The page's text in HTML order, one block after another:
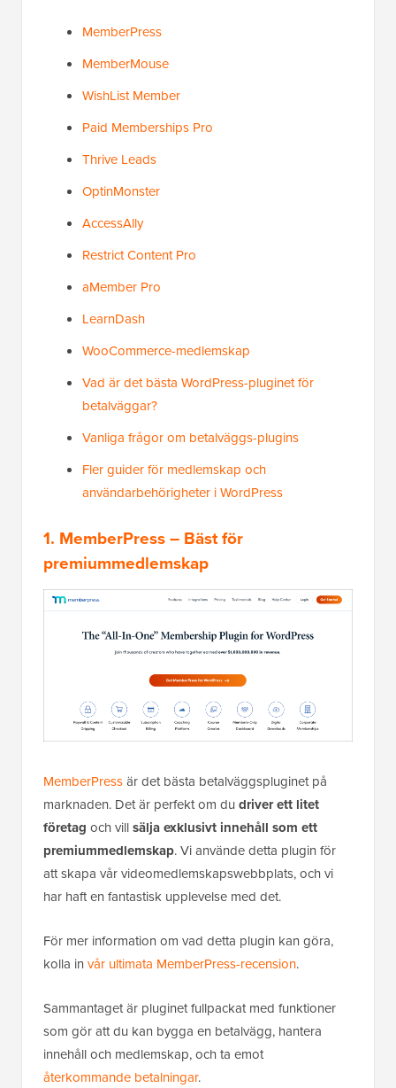
MemberPress
MemberMouse
WishList Member
Paid Memberships Pro
Thrive Leads
OptinMonster
AccessAlly
Restrict Content Pro
aMember Pro
LearnDash
WooCommerce-medlemskap
Vad är det bästa WordPress-pluginet för
betalväggar?
Vanliga frågor om betalväggs-plugins
Fler guider för medlemskap och
användarbehörigheter i WordPress
1. MemberPress– Bäst för
premiummedlemskap
MemberPressär det bästa betalväggspluginet på
marknaden. Det är perfekt om du driver ett litet
företag och villsälja exklusivt innehåll som ett
premiummedlemskap. Vi använde detta plugin för
att skapa vår videomedlemskapswebbplats, och vi
har haft en fantastisk upplevelse med det.
För mer information om vad detta plugin kan göra,
kolla in vår ultimata MemberPress-recension.
Sammantaget är pluginet fullpackat med funktioner
som gör att du kan bygga en betalvägg, hantera
innehåll och medlemskap, och ta emot
återkommande betalningar.